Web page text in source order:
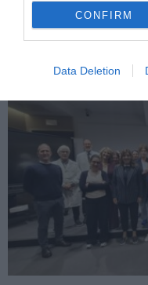
CONFIRM
Data Deletion
AȚI